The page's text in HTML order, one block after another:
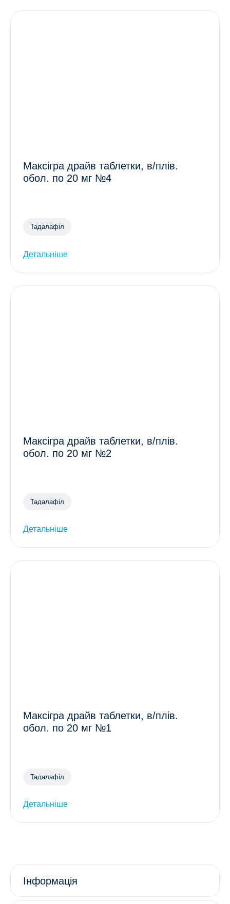
Максігра драйв таблетки, в/плів.
обол. по 20 мг №4
Тадалафіл
Детальніше
Максігра драйв таблетки, в/плів.
обол. по 20 мг №2
Тадалафіл
Детальніше
Максігра драйв таблетки, в/плів.
обол. по 20 мг №1
Тадалафіл
Детальніше
Інформація